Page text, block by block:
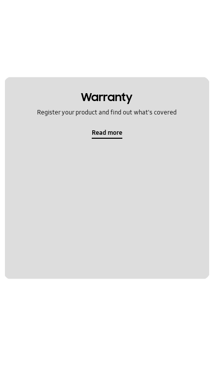
Warranty
Register your product and find out what's covered
Read more